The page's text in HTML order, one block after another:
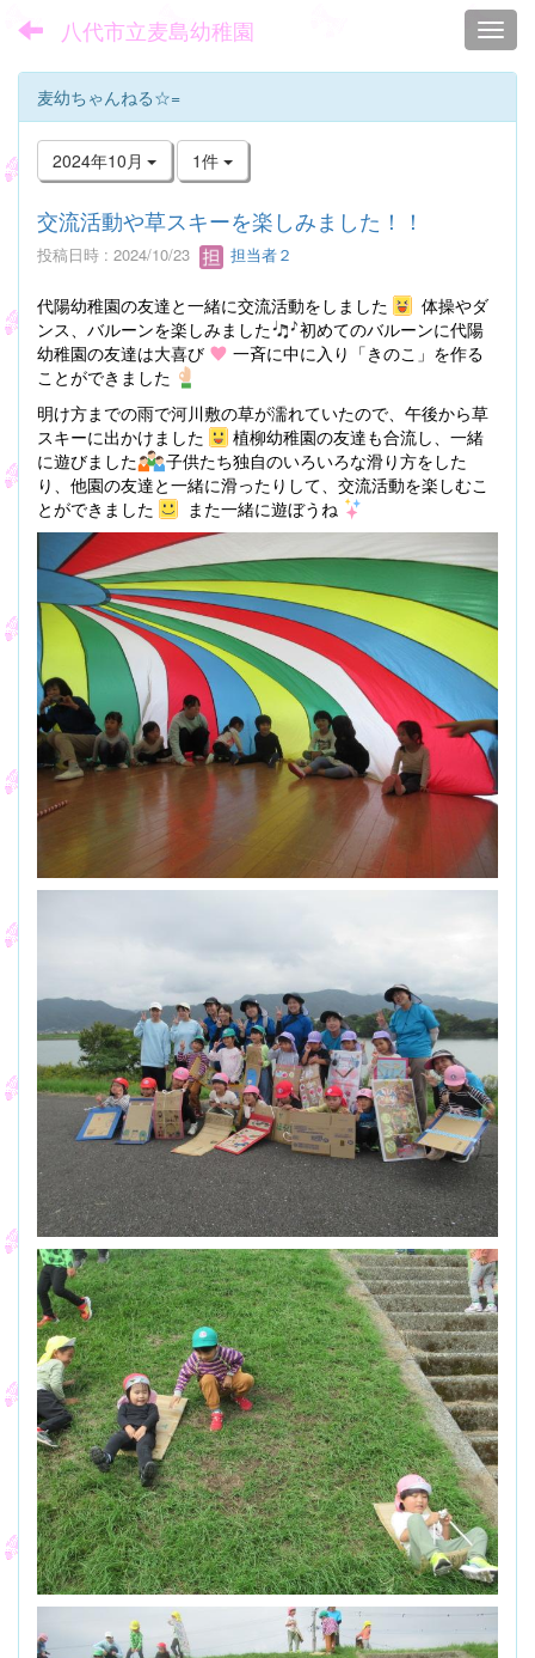
八代市立麦島幼稚園
麦幼ちゃんねる☆=
2024年10月 1件
交流活動や草スキーを楽しみました！！
投稿日時 : 2024/10/23 担当者２
代陽幼稚園の友達と一緒に交流活動をしました
体操やダ
ンス、バルーンを楽しみました
初めてのバルーンに代陽
幼稚園の友達は大喜び
一斉に中に入り「きのこ」を作る
ことができました
明け方までの雨で河川敷の草が濡れていたので、午後から草
スキーに出かけました
植柳幼稚園の友達も合流し、一緒
に遊びました
子供たち独自のいろいろな滑り方をした
り、他園の友達と一緒に滑ったりして、交流活動を楽しむこ
とができました
また一緒に遊ぼうね